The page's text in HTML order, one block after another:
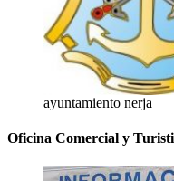
ayuntamiento nerja
Oficina Comercial y